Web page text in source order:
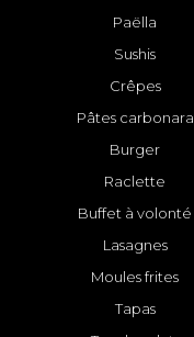
Paëlla
Sushis
Crêpes
Pâtes carbonara
Burger
Raclette
Buffet à volonté
Lasagnes
Moules frites
Tapas